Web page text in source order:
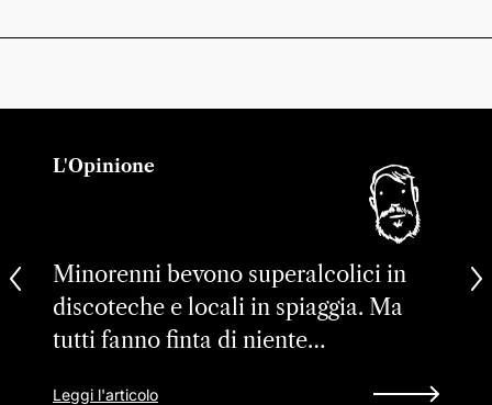
L'Opinione
Minorenni bevono superalcolici in
discoteche e locali in spiaggia. Ma
tutti fanno finta di niente…
Leggi l'articolo